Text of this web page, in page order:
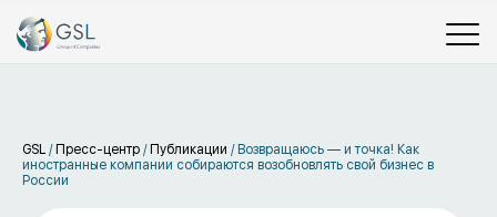
GSL / Пресс-центр / Публикации / Возвращаюсь — и точка! Как
иностранные компании собираются возобновлять свой бизнес в
России